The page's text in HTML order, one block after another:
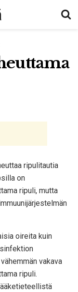
ripulitautia
on
ripuli, mutta
​​oireita kuin
vakava
ripuli.